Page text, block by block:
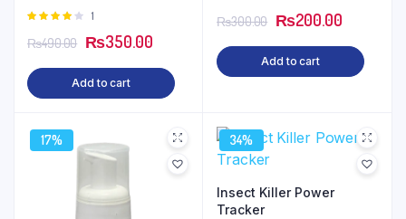
Rated
of 5
1
₨490.00 ₨350.00
Add to cart
₨300.00 ₨200.00
Add to cart
17% 34%
Insect Killer Power
Tracker